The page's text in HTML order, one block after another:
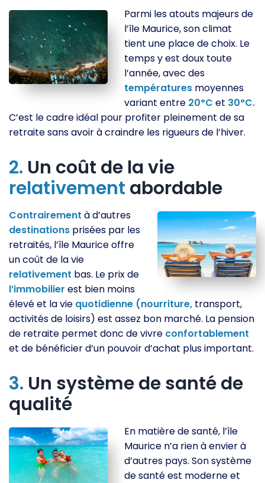
Parmi les atouts majeurs de
l’île Maurice, son climat
tient une place de choix. Le
temps y est doux toute
l’année, avec des
températures moyennes
variant entre 20°C et 30°C.
C’est le cadre idéal pour profiter pleinement de sa
retraite sans avoir à craindre les rigueurs de l’hiver.
2. Un coût de la vie
relativement abordable
Contrairement à d’autres
destinations prisées par les
retraités, l’île Maurice offre
un coût de la vie
relativement bas. Le prix de
l’immobilier est bien moins
élevé et la vie quotidienne (nourriture, transport,
activités de loisirs) est assez bon marché. La pension
de retraite permet donc de vivre confortablement
et de bénéficier d’un pouvoir d’achat plus important.
3. Un système de santé de
qualité
En matière de santé, l’île
Maurice n’a rien à envier à
d’autres pays. Son système
de santé est moderne et